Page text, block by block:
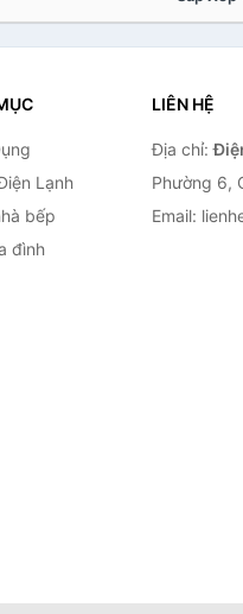
Lạnh
bếp
đình
LIÊN HỆ
Địa chỉ:
Phường 6,
Email: